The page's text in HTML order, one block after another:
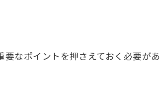
なポイントを押さえておく必要があ